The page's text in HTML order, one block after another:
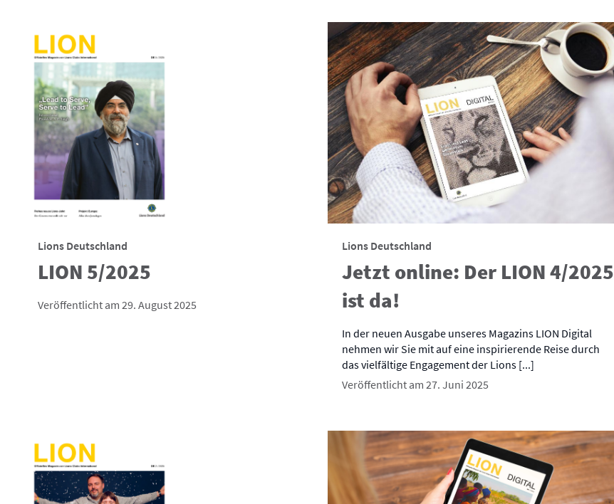
Lions Deutschland
LION 5/2025
Veröffentlicht am 29. August 2025
Lions Deutschland
Jetzt online: Der LION 4/2025
ist da!
In der neuen Ausgabe unseres Magazins LION Digital
nehmen wir Sie mit auf eine inspirierende Reise durch
das vielfältige Engagement der Lions [...]
Veröffentlicht am 27. Juni 2025